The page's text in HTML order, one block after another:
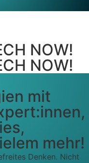
NOW!
NOW!
mit
mehr!
Denken. Nicht